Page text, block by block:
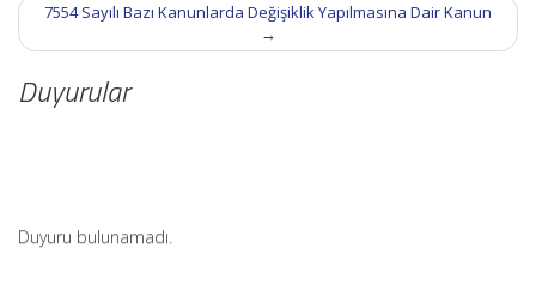
7554 Sayılı Bazı Kanunlarda Değişiklik Yapılmasına Dair Kanun
→
Duyurular
Duyuru bulunamadı.